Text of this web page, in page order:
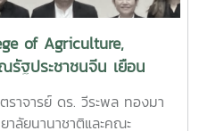
of Agriculture,
รัฐประชาชนจีน เยือน
าจารย์ ดร. วีระพล ทองมา
ลัยนานาชาติและคณะ